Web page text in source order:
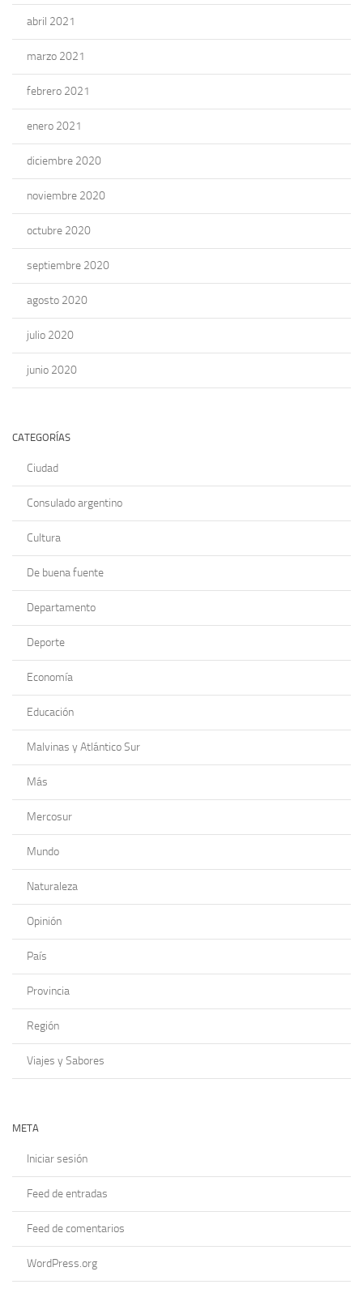
abril 2021
marzo 2021
febrero 2021
enero 2021
diciembre 2020
noviembre 2020
octubre 2020
septiembre 2020
agosto 2020
julio 2020
junio 2020
CATEGORÍAS
Ciudad
Consulado argentino
Cultura
De buena fuente
Departamento
Deporte
Economía
Educación
Malvinas y Atlántico Sur
Más
Mercosur
Mundo
Naturaleza
Opinión
País
Provincia
Región
Viajes y Sabores
META
Iniciar sesión
Feed de entradas
Feed de comentarios
WordPress.org